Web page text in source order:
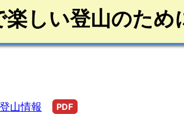
楽しい登山のため
山情報 PDF